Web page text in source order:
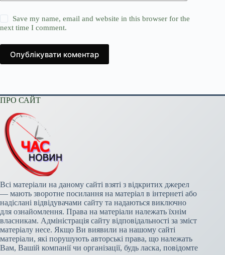
Save my name, email and website in this browser for the
next time I comment.
Опублікувати коментар
ПРО САЙТ
Всі матеріали на даному сайті взяті з відкритих джерел
— мають зворотне посилання на матеріал в інтернеті або
надіслані відвідувачами сайту та надаються виключно
для ознайомлення. Права на матеріали належать їхнім
власникам. Адміністрація сайту відповідальності за зміст
матеріалу несе. Якщо Ви виявили на нашому сайті
матеріали, які порушують авторські права, що належать
Вам, Вашій компанії чи організації, будь ласка, повідомте